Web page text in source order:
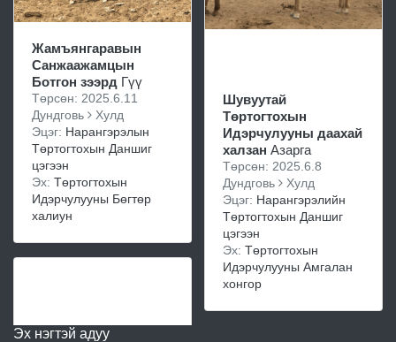
Жамъянгаравын
Санжаажамцын
Ботгон зээрд Гүү
Төрсөн: 2025.6.11
Дундговь
Хулд
Эцэг: Нарангэрэлын
Төртогтохын Даншиг
цэгээн
Эх: Төртогтохын
Идэрчулууны Бөгтөр
халиун
Шувуутай
Төртогтохын
Идэрчулууны даахай
халзан Азарга
Төрсөн: 2025.6.8
Дундговь
Хулд
Эцэг: Нарангэрэлийн
Төртогтохын Даншиг
цэгээн
Эх: Төртогтохын
Идэрчулууны Амгалан
хонгор
Эх нэгтэй адуу